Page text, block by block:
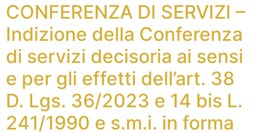
CONFERENZA DI SERVIZI –
Indizione della Conferenza
di servizi decisoria ai sensi
e per gli effetti dell’art. 38
D. Lgs. 36/2023 e 14 bis L.
241/1990 e s.m.i. in forma